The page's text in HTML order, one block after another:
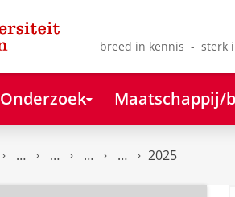
breed in kennis - sterk
Onderzoek Maatschappij/
2025